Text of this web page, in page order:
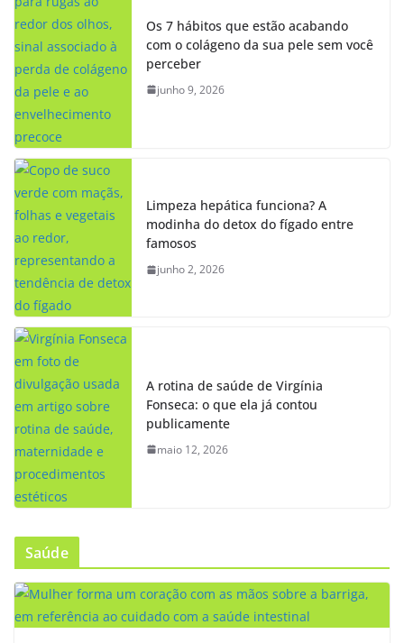
Os 7 hábitos que estão acabando
com o colágeno da sua pele sem você
perceber
junho 9, 2026
Limpeza hepática funciona? A
modinha do detox do fígado entre
famosos
junho 2, 2026
A rotina de saúde de Virgínia
Fonseca: o que ela já contou
publicamente
maio 12, 2026
Saúde